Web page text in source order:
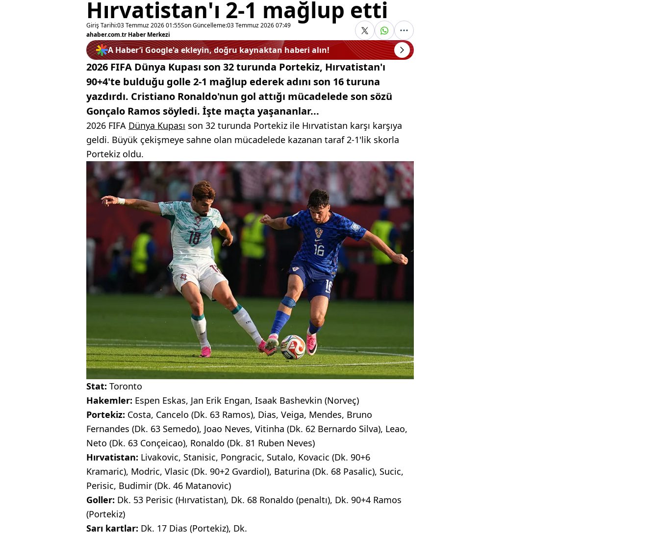
Hırvatistan'ı 2-1 mağlup etti
Giriş Tarihi:03 Temmuz 2026 01:55Son Güncelleme:03 Temmuz 2026 07:49
ahaber.com.tr Haber Merkezi
A Haber’i Google'a ekleyin, doğru kaynaktan haberi alın!
2026 FIFA Dünya Kupası son 32 turunda Portekiz, Hırvatistan'ı
90+4'te bulduğu golle 2-1 mağlup ederek adını son 16 turuna
yazdırdı. Cristiano Ronaldo'nun gol attığı mücadelede son sözü
Gonçalo Ramos söyledi. İşte maçta yaşananlar...
2026 FIFA Dünya Kupası son 32 turunda Portekiz ile Hırvatistan karşı karşıya
geldi. Büyük çekişmeye sahne olan mücadelede kazanan taraf 2-1'lik skorla
Portekiz oldu.
Stat: Toronto
Hakemler: Espen Eskas, Jan Erik Engan, Isaak Bashevkin (Norveç)
Portekiz: Costa, Cancelo (Dk. 63 Ramos), Dias, Veiga, Mendes, Bruno
Fernandes (Dk. 63 Semedo), Joao Neves, Vitinha (Dk. 62 Bernardo Silva), Leao,
Neto (Dk. 63 Conçeicao), Ronaldo (Dk. 81 Ruben Neves)
Hırvatistan: Livakovic, Stanisic, Pongracic, Sutalo, Kovacic (Dk. 90+6
Kramaric), Modric, Vlasic (Dk. 90+2 Gvardiol), Baturina (Dk. 68 Pasalic), Sucic,
Perisic, Budimir (Dk. 46 Matanovic)
Goller: Dk. 53 Perisic (Hırvatistan), Dk. 68 Ronaldo (penaltı), Dk. 90+4 Ramos
(Portekiz)
Sarı kartlar: Dk. 17 Dias (Portekiz), Dk.